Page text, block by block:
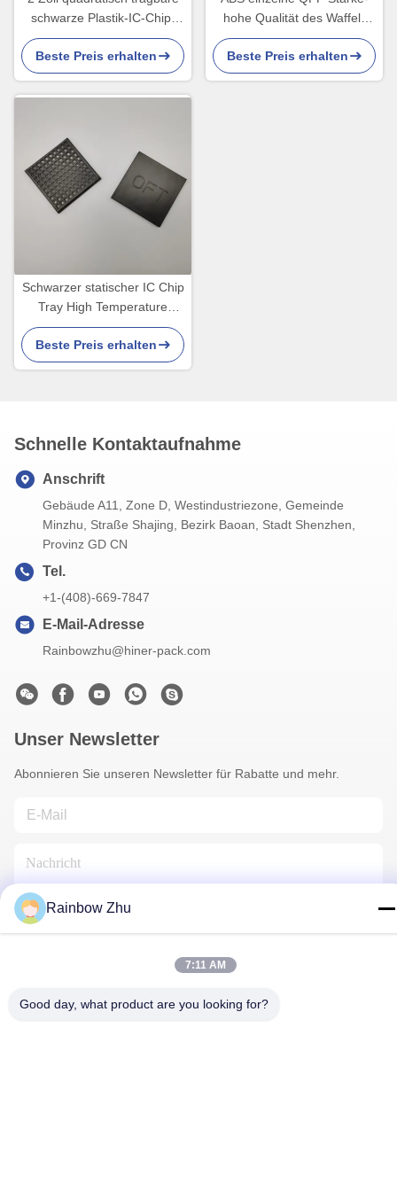
schwarze Plastik-IC-Chip-
Tray für IC-Geräte
Beste Preis erhalten
hohe Qualität des Waffel-
Satz-Behälter-5.5mm
Beste Preis erhalten
Schwarzer statischer IC Chip
Tray High Temperature
Resistance For ladender
Antisaphir ESD
Beste Preis erhalten
Schnelle Kontaktaufnahme
Anschrift
Gebäude A11, Zone D, Westindustriezone, Gemeinde
Minzhu, Straße Shajing, Bezirk Baoan, Stadt Shenzhen,
Provinz GD CN
Tel.
+1-(408)-669-7847
E-Mail-Adresse
Rainbowzhu@hiner-pack.com
Unser Newsletter
Abonnieren Sie unseren Newsletter für Rabatte und mehr.
Rainbow Zhu
7:11 AM
Good day, what product are you looking for?